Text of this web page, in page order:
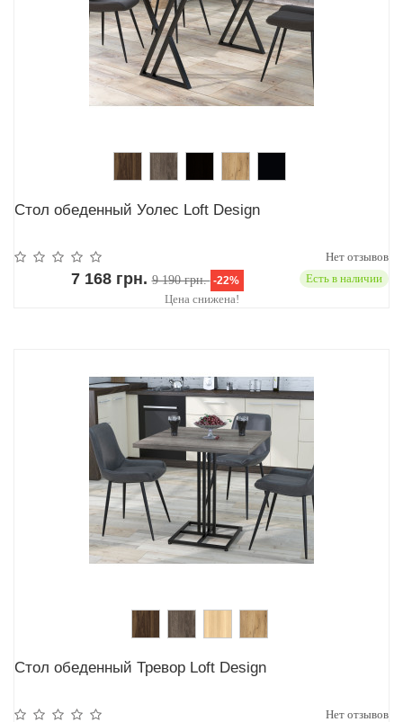
Стол обеденный Уолес Loft Design
Нет отзывов
7 168 грн. Есть в наличии
9 190 грн. -22%
Цена снижена!
Стол обеденный Тревор Loft Design
Нет отзывов